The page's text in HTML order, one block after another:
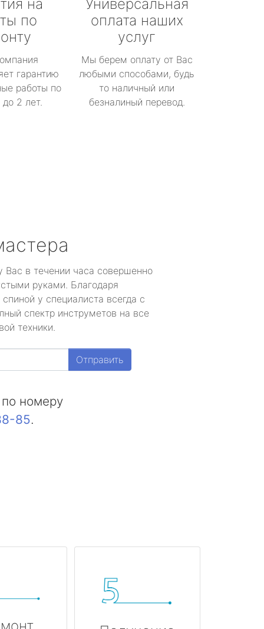
на
по
гарантию
работы по
2 лет.
Универсальная
оплата наших
услуг
Мы берем оплату от Вас
любыми способами, будь
то наличный или
безналиный перевод.
Вас в течении часа совершенно
руками. Благодаря
у специалиста всегда с
спектр инструметов на все
техники.
Отправить
номеру
85.